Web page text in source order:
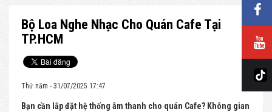
Bộ Loa Nghe Nhạc Cho Quán Cafe Tại
TP.HCM
Thứ năm - 31/07/2025 17:47
Bạn cần lắp đặt hệ thống âm thanh cho quán Cafe? Không gian